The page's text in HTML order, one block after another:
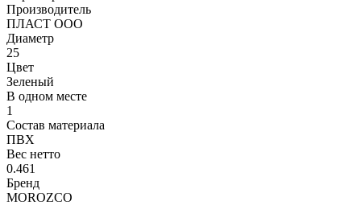
Производитель
ПЛАСТ ООО
Диаметр
25
Цвет
Зеленый
В одном месте
1
Состав материала
ПВХ
Вес нетто
0.461
Бренд
MOROZCO